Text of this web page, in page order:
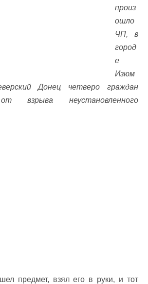
произ
ошло
ЧП, в
город
е
Изюм
Донец четверо граждан
взрыва неустановленного
предмет, взял его в руки, и тот